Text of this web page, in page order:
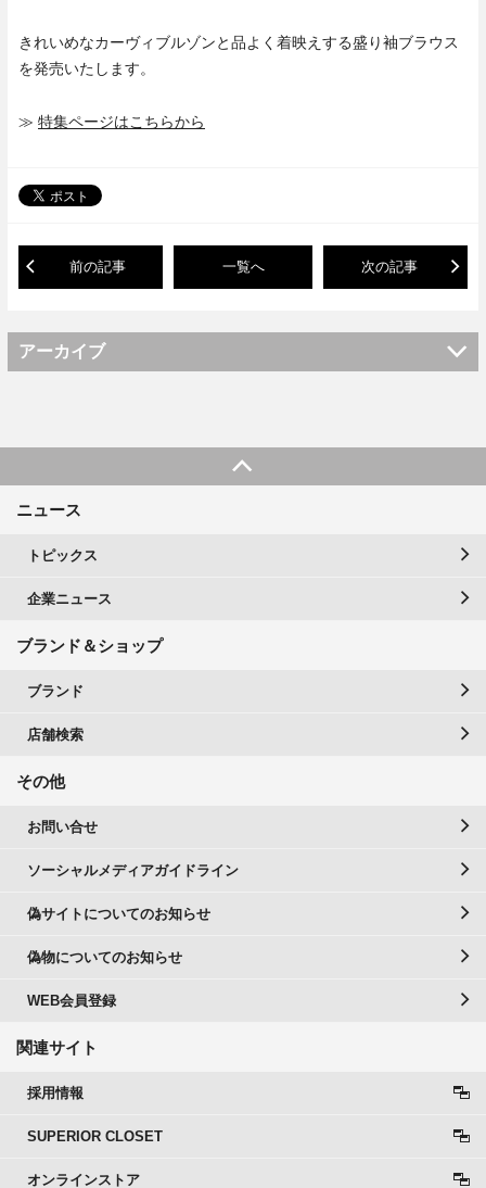
きれいめなカーヴィブルゾンと品よく着映えする盛り袖ブラウス
を発売いたします。
≫ 特集ページはこちらから
前の記事 一覧へ 次の記事
アーカイブ
ニュース
トピックス
企業ニュース
ブランド＆ショップ
ブランド
店舗検索
その他
お問い合せ
ソーシャルメディアガイドライン
偽サイトについてのお知らせ
偽物についてのお知らせ
WEB会員登録
関連サイト
採用情報
SUPERIOR CLOSET
オンラインストア